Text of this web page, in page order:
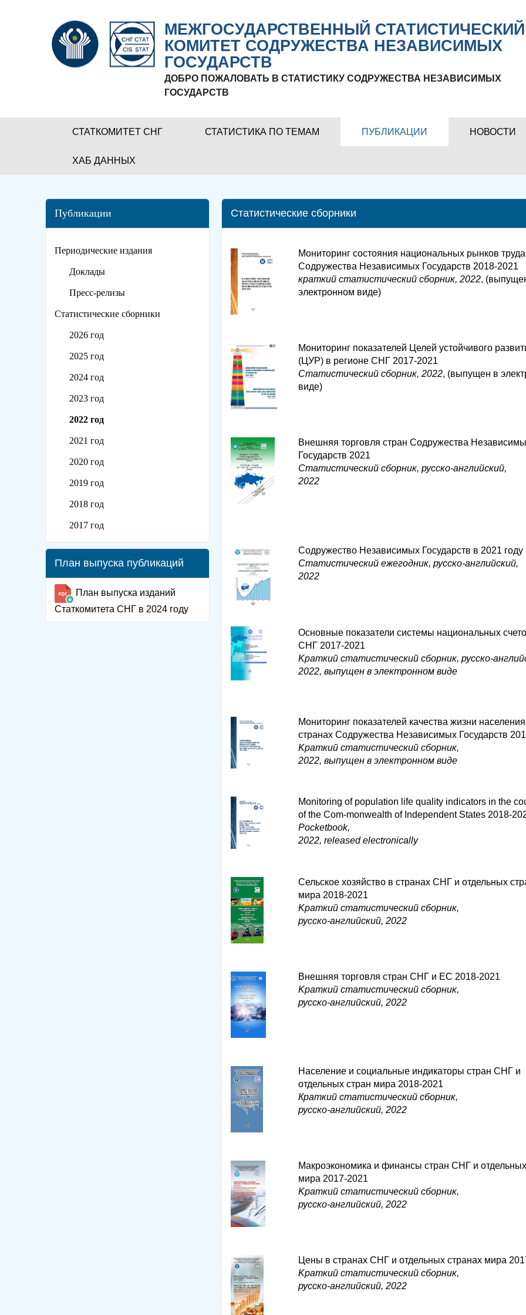
МЕЖГОСУДАРСТВЕННЫЙ СТАТИСТИЧЕСКИЙ
КОМИТЕТ СОДРУЖЕСТВА НЕЗАВИСИМЫХ
ГОСУДАРСТВ
ДОБРО ПОЖАЛОВАТЬ В СТАТИСТИКУ СОДРУЖЕСТВА НЕЗАВИСИМЫХ
ГОСУДАРСТВ
СТАТКОМИТЕТ СНГ СТАТИСТИКА ПО ТЕМАМ ПУБЛИКАЦИИ НОВОСТИ
ХАБ ДАННЫХ
Публикации
Периодические издания
Доклады
Пресс-релизы
Статистические сборники
2026 год
2025 год
2024 год
2023 год
2022 год
2021 год
2020 год
2019 год
2018 год
2017 год
План выпуска публикаций
План выпуска изданий
Статкомитета СНГ в 2024 году
Статистические сборники
Мониторинг состояния национальных рынков труда
Содружества Независимых Государств 2018-2021
краткий статистический сборник, 2022,
электронном виде)
Мониторинг показателей Целей устойчивого
(ЦУР) в регионе СНГ 2017-2021
Статистический сборник, 2022, (выпущен в
виде)
Внешняя торговля стран Содружества
Государств 2021
Статистический сборник, русско-английский,
2022
Содружество Независимых Государств в 2021 году
Статистический ежегодник, русско-английский,
2022
Основные показатели системы национальных
СНГ 2017-2021
Kраткий статистический сборник, русско-
2022, выпущен в электронном виде
Мониторинг показателей качества жизни
странах Содружества Независимых Государств
Kраткий статистический сборник,
2022, выпущен в электронном виде
Monitoring of population life quality indicators in the
of the Com-monwealth of Independent States 2018-
Pocketbook,
2022, released electronically
Сельское хозяйство в странах СНГ и отдельных
мира 2018-2021
Kраткий статистический сборник,
русско-английский, 2022
Внешняя торговля стран СНГ и EC 2018-2021
Kраткий статистический сборник,
русско-английский, 2022
Население и социальные индикаторы стран СНГ и
отдельных стран мира 2018-2021
Краткий статистический сборник,
русско-английский, 2022
Макроэкономика и финансы стран СНГ и
мира 2017-2021
Kраткий статистический сборник,
русско-английский, 2022
Цены в странах СНГ и отдельных странах мира
Kраткий статистический сборник,
русско-английский, 2022